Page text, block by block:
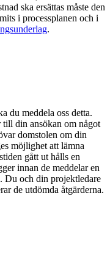
ska ersättas måste den
i processplanen och i
.
du meddela oss detta.
din ansökan om något
domstolen om din
möjlighet att lämna
gått ut hålls en
innan de meddelar en
Du och din projektledare
de utdömda åtgärderna.